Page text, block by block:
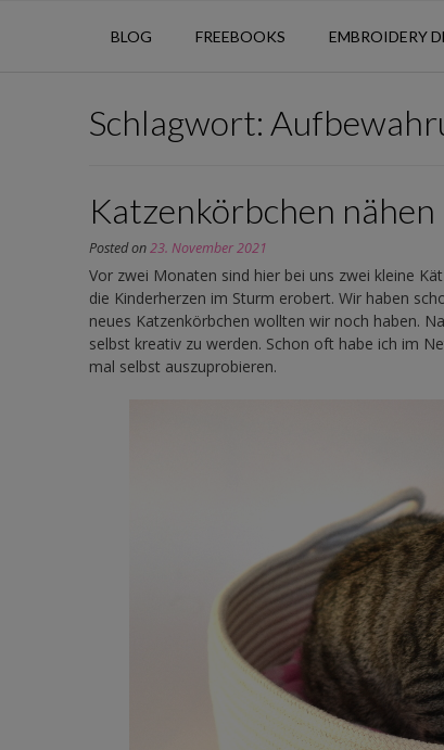
BLOG FREEBOOKS EMBROIDERY
Schlagwort:
Katzenkörbchen nähen
Posted on23. November 2021
Vor zwei Monaten sind hier bei uns zwei kleine
die Kinderherzen im Sturm erobert. Wir haben
neues Katzenkörbchen wollten wir noch haben.
selbst kreativ zu werden. Schon oft habe ich im
mal selbst auszuprobieren.